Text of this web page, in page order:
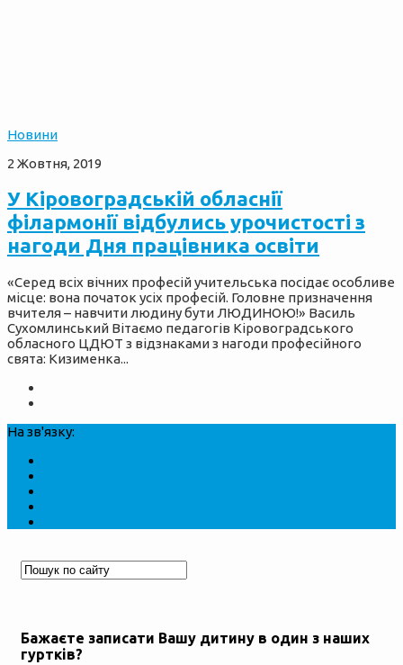
Новини
2 Жовтня, 2019
У Кіровоградській обласнії
філармонії відбулись урочистості з
нагоди Дня працівника освіти
«Серед всіх вічних професій учительська посідає особливе
місце: вона початок усіх професій. Головне призначення
вчителя – навчити людину бути ЛЮДИНОЮ!» Василь
Сухомлинський Вітаємо педагогів Кіровоградського
обласного ЦДЮТ з відзнаками з нагоди професійного
свята: Кизименка...
На зв'язку:
Бажаєте записати Вашу дитину в один з наших
гуртків?